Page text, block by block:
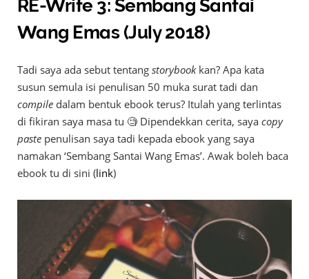
RE-Write 3: Sembang Santai
Wang Emas (July 2018)
Tadi saya ada sebut tentang storybookkan? Apa kata
susun semula isi penulisan 50 muka surat tadi dan
compile dalam bentuk ebook terus? Itulah yang terlintas
di fikiran saya masa tu 🧐 Dipendekkan cerita, saya copy
paste penulisan saya tadi kepada ebook yang saya
namakan ‘Sembang Santai Wang Emas’. Awak boleh baca
ebook tu di sini (link)